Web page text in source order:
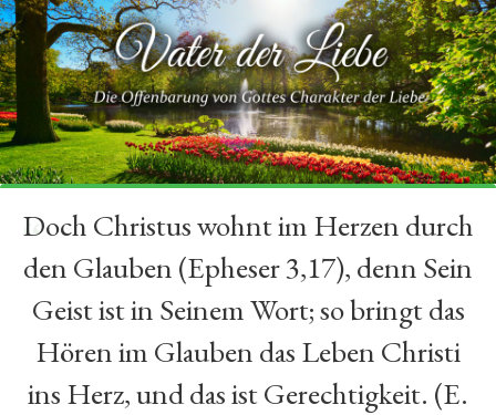
“
Doch Christus wohnt im Herzen durch
den Glauben (Epheser 3,17), denn Sein
Geist ist in Seinem Wort; so bringt das
Hören im Glauben das Leben Christi
ins Herz, und das ist Gerechtigkeit. (E.